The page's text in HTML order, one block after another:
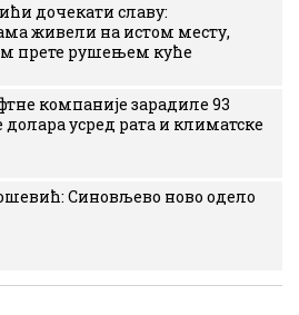
дочекати славу:
живели на истом месту,
прете рушењем куће
компаније зарадиле 93
усред рата и климатске
Синовљево ново одело